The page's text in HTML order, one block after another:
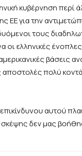
κυβέρνηση περί
ΕΕ για την
τους
οι ελληνικές
βάσεις
πολύ
αυτού
δεν μας